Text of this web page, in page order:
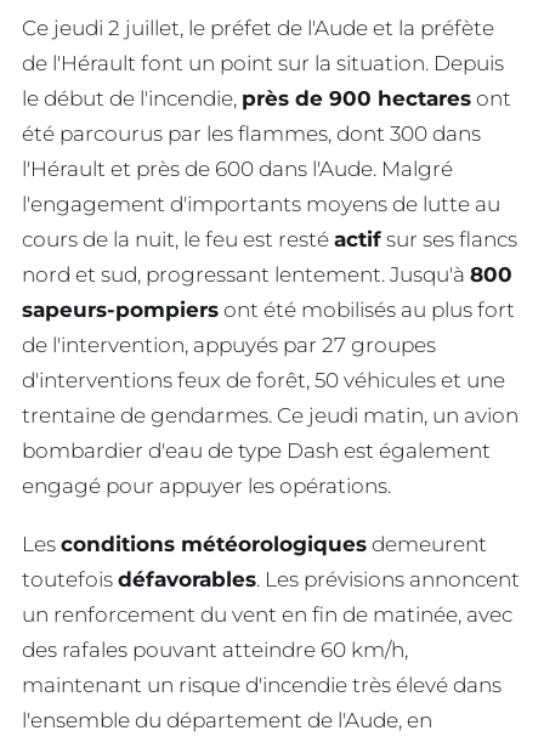
Ce jeudi 2 juillet, le préfet de l'Aude et la préfète
de l'Hérault font un point sur la situation. Depuis
le début de l'incendie, près de 900 hectares ont
été parcourus par les flammes, dont 300 dans
l'Hérault et près de 600 dans l'Aude. Malgré
l'engagement d'importants moyens de lutte au
cours de la nuit, le feu est resté actif sur ses flancs
nord et sud, progressant lentement. Jusqu'à 800
sapeurs-pompiers ont été mobilisés au plus fort
de l'intervention, appuyés par 27 groupes
d'interventions feux de forêt, 50 véhicules et une
trentaine de gendarmes. Ce jeudi matin, un avion
bombardier d'eau de type Dash est également
engagé pour appuyer les opérations.
Les conditions météorologiques demeurent
toutefois défavorables. Les prévisions annoncent
un renforcement du vent en fin de matinée, avec
des rafales pouvant atteindre 60 km/h,
maintenant un risque d'incendie très élevé dans
l'ensemble du département de l'Aude, en